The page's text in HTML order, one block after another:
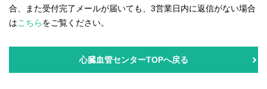
合、また受付完了メールが届いても、3営業日内に返信がない場合
はこちらをご覧ください。
心臓血管センターTOPへ戻る